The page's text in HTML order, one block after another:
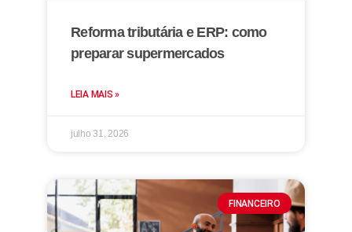
Reforma tributária e ERP: como
preparar supermercados
LEIA MAIS »
julho 31, 2026
FINANCEIRO